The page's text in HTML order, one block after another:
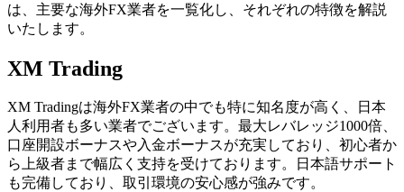
は、主要な海外FX業者を一覧化し、それぞれの特徴を解説
いたします。
XM Trading
XM Tradingは海外FX業者の中でも特に知名度が高く、日本
人利用者も多い業者でございます。最大レバレッジ1000倍、
口座開設ボーナスや入金ボーナスが充実しており、初心者か
ら上級者まで幅広く支持を受けております。日本語サポート
も完備しており、取引環境の安心感が強みです。